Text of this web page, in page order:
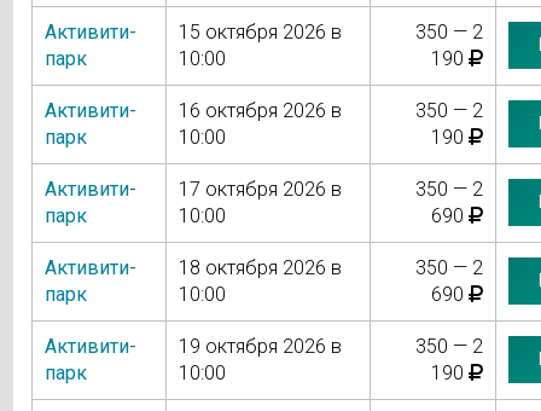
Активити-
парк
15 октября 2026 в
10:00
350 — 2
190
Активити-
парк
16 октября 2026 в
10:00
350 — 2
190
Активити-
парк
17 октября 2026 в
10:00
350 — 2
690
Активити-
парк
18 октября 2026 в
10:00
350 — 2
690
Активити-
парк
19 октября 2026 в
10:00
350 — 2
190